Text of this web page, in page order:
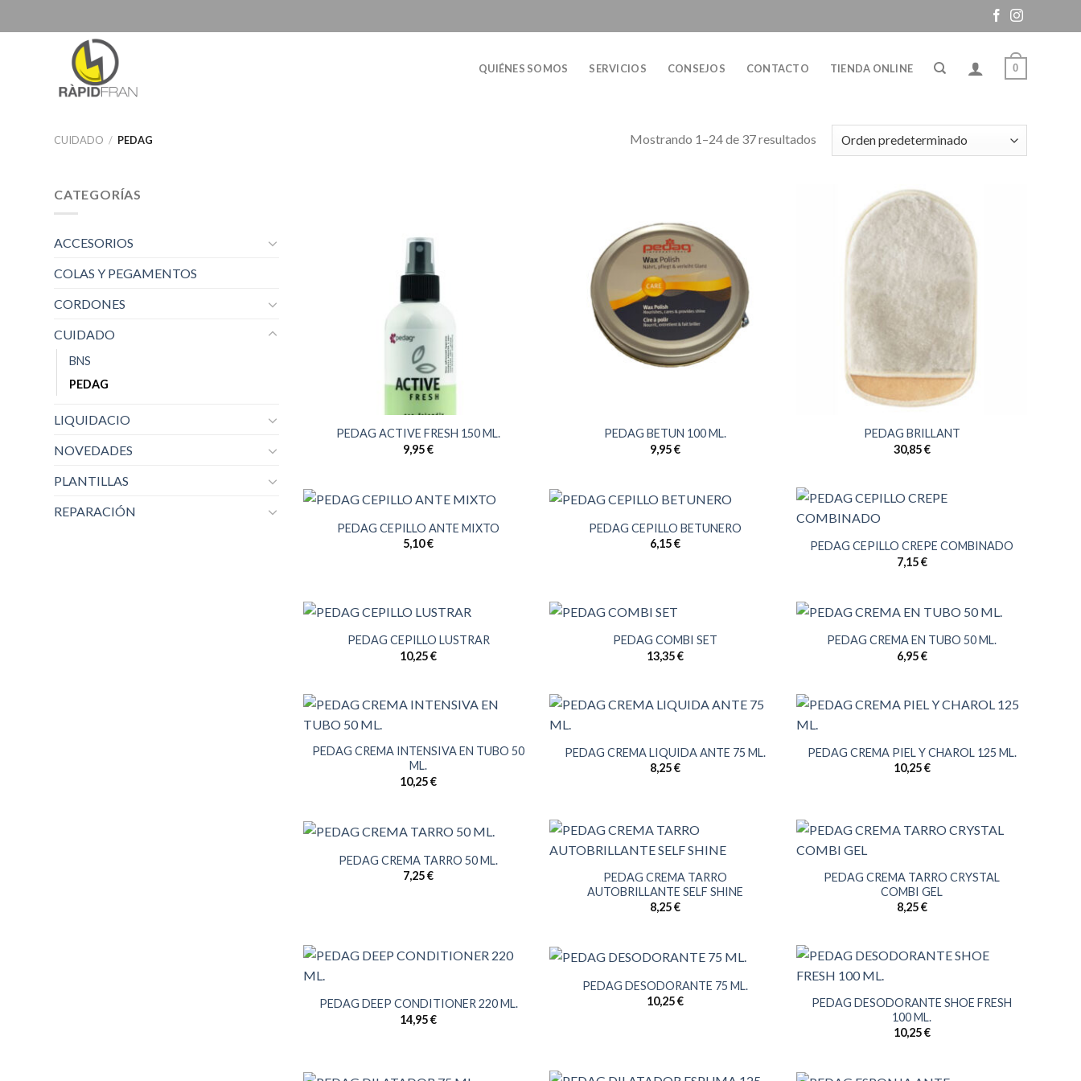
to
QUIÉNES SOMOS SERVICIOS CONSEJOS CONTACTO TIENDA ONLINE 0
CUIDADO / PEDAG Mostrando 1–24 de 37 resultados
CATEGORÍAS
ACCESORIOS
COLAS Y PEGAMENTOS
CORDONES
CUIDADO
BNS
PEDAG
LIQUIDACIO
NOVEDADES
PLANTILLAS
REPARACIÓN
PEDAG ACTIVE FRESH 150 ML.
9,95€
PEDAG BETUN 100 ML.
9,95€
PEDAG BRILLANT
30,85€
PEDAG CEPILLO ANTE MIXTO
5,10€
PEDAG CEPILLO BETUNERO
6,15€
PEDAG CEPILLO CREPE COMBINADO
7,15€
PEDAG CEPILLO LUSTRAR
10,25€
PEDAG COMBI SET
13,35€
PEDAG CREMA EN TUBO 50 ML.
6,95€
PEDAG CREMA INTENSIVA EN TUBO 50
ML.
10,25€
PEDAG CREMA LIQUIDA ANTE 75 ML.
8,25€
PEDAG CREMA PIEL Y CHAROL 125 ML.
10,25€
PEDAG CREMA TARRO 50 ML.
7,25€
PEDAG CREMA TARRO
AUTOBRILLANTE SELF SHINE
8,25€
PEDAG CREMA TARRO CRYSTAL
COMBI GEL
8,25€
PEDAG DEEP CONDITIONER 220 ML.
14,95€
PEDAG DESODORANTE 75 ML.
10,25€
PEDAG DESODORANTE SHOE FRESH
100 ML.
10,25€